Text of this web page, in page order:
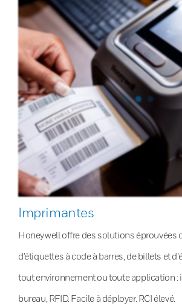
Imprimantes
Honeywell offre des solutions éprouvées
d’étiquettes à code à barres, de billets et
tout environnement ou toute application :
bureau, RFID. Facile à déployer. RCI élevé.